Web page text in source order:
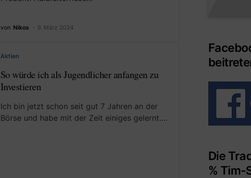
von Nikos 9. März 2024
Aktien
So würde ich als Jugendlicher anfangen zu
Investieren
Ich bin jetzt schon seit gut 7 Jahren an der
Börse und habe mit der Zeit einiges gelernt.…
Die
% Tim-